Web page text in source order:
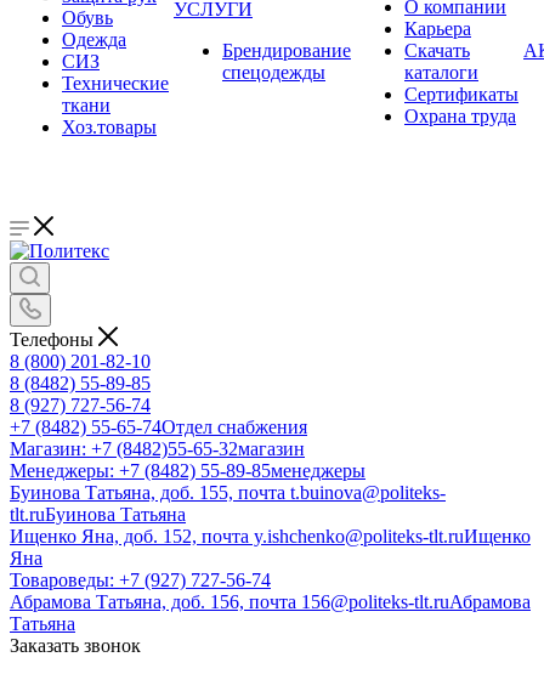
Обувь
Одежда
СИЗ
Технические
ткани
Хоз.товары
УСЛУГИ
Брендирование
спецодежды
О компании
Карьера
Cкачать
каталоги
Сертификаты
Охрана труда
Телефоны
8 (800) 201-82-10
8 (8482) 55-89-85
8 (927) 727-56-74
+7 (8482) 55-65-74Отдел снабжения
Магазин: +7 (8482)55-65-32магазин
Менеджеры: +7 (8482) 55-89-85менеджеры
Буинова Татьяна, доб. 155, почта t.buinova@politeks-
tlt.ruБуинова Татьяна
Ищенко Яна, доб. 152, почта y.ishchenko@politeks-tlt.ruИщенко
Яна
Товароведы: +7 (927) 727-56-74
Абрамова Татьяна, доб. 156, почта 156@politeks-tlt.ruАбрамова
Татьяна
Заказать звонок